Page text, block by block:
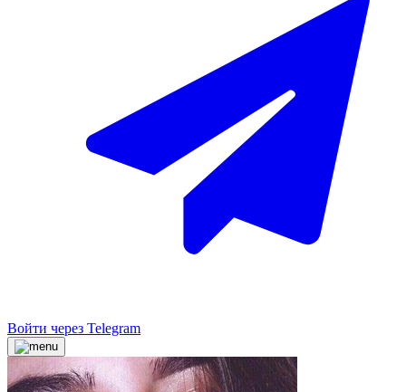
Войти через Telegram